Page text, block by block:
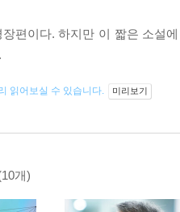
편이다. 하지만 이 짧은 소설
읽어보실 수 있습니다. 미리보기
개)